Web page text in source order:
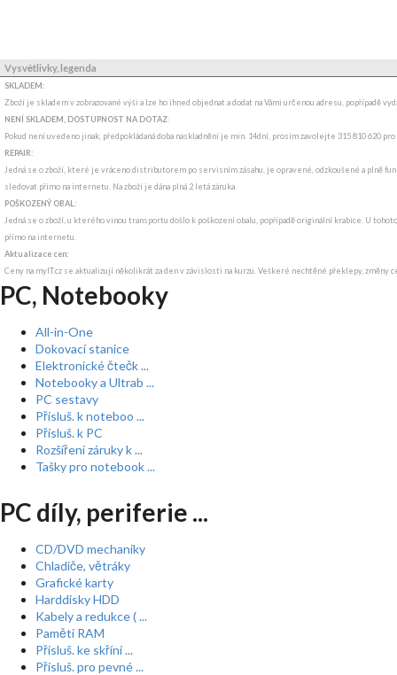
Vysvětlivky, legenda
SKLADEM:
Zboží je skladem v zobrazované výši a lze ho ihned objednat a dodat na Vámi určenou adresu, popřípadě
NENÍ SKLADEM, DOSTUPNOST NA DOTAZ:
Pokud není uvedeno jinak, předpokládaná doba naskladnění je min. 14dní, prosím zavolejte 315 810 620
REPAIR:
Jedná se o zboží, které je vráceno distributorem po servisním zásahu, je opravené, odzkoušené a plně
sledovat přímo na internetu. Na zboží je dána plná 2 letá záruka.
POŠKOZENÝ OBAL:
Jedná se o zboží, u kterého vinou transportu došlo k poškození obalu, popřípadě originální krabice. U
přímo na internetu.
Aktualizace cen:
Ceny na myIT.cz se aktualizují několikrát za den v závislosti na kurzu. Veškeré nechtěné překlepy, změny
PC, Notebooky
All-in-One
Dokovací stanice
Elektronické čtečk ...
Notebooky a Ultrab ...
PC sestavy
Přísluš. k noteboo ...
Přísluš. k PC
Rozšíření záruky k ...
Tašky pro notebook ...
PC díly, periferie ...
CD/DVD mechaniky
Chladiče, větráky
Grafické karty
Harddisky HDD
Kabely a redukce ( ...
Paměti RAM
Přísluš. ke skříní ...
Přísluš. pro pevné ...